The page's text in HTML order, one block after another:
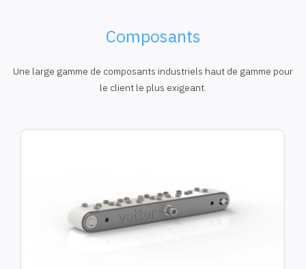
Composants
Une large gamme de composants industriels haut de gamme pour
le client le plus exigeant.